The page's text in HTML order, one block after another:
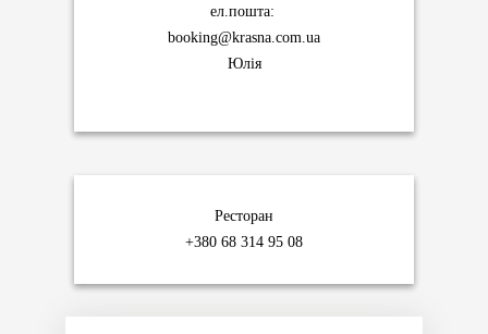
ел.пошта:
booking@krasna.com.ua
Юлія
Ресторан
+380 68 314 95 08